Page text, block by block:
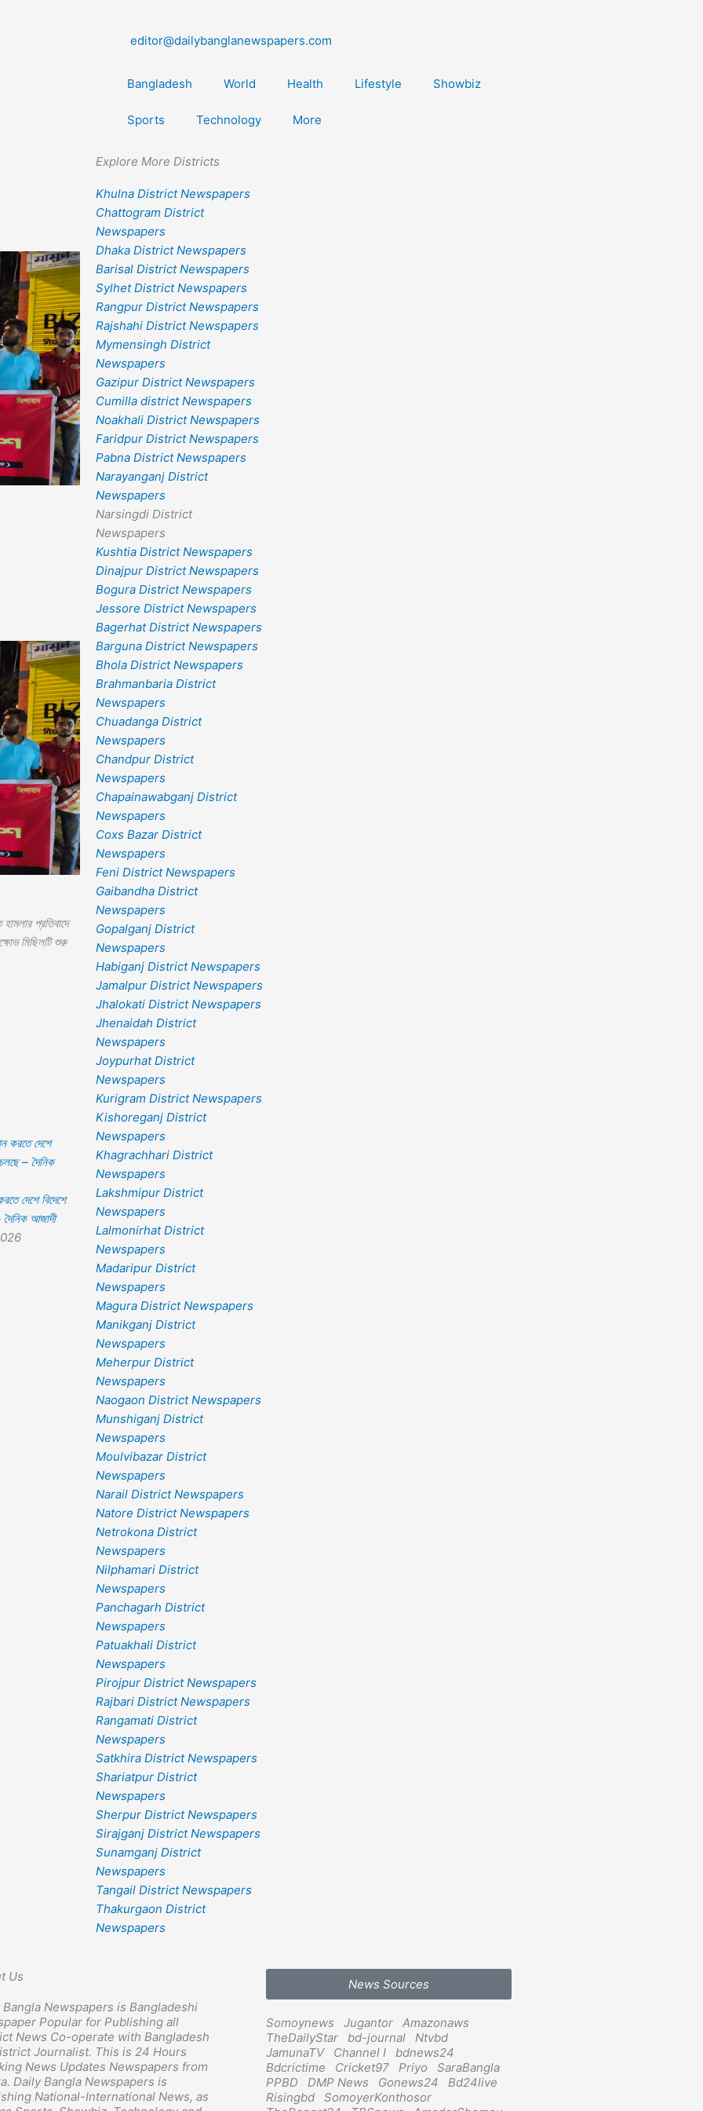
editor@dailybanglanewspapers.com
Bangladesh World Health Lifestyle Showbiz
Sports Technology More
প্রতিবাদে
মিছিলটি শুরু
দেশে বিদেশে
দৈনিক আজাদী
Explore More Districts
Khulna District Newspapers
Chattogram District
Newspapers
Dhaka District Newspapers
Barisal District Newspapers
Sylhet District Newspapers
Rangpur District Newspapers
Rajshahi District Newspapers
Mymensingh District
Newspapers
Gazipur District Newspapers
Cumilla district Newspapers
Noakhali District Newspapers
Faridpur District Newspapers
Pabna District Newspapers
Narayanganj District
Newspapers
Narsingdi District
Newspapers
Kushtia District Newspapers
Dinajpur District Newspapers
Bogura District Newspapers
Jessore District Newspapers
Bagerhat District Newspapers
Barguna District Newspapers
Bhola District Newspapers
Brahmanbaria District
Newspapers
Chuadanga District
Newspapers
Chandpur District
Newspapers
Chapainawabganj District
Newspapers
Coxs Bazar District
Newspapers
Feni District Newspapers
Gaibandha District
Newspapers
Gopalganj District
Newspapers
Habiganj District Newspapers
Jamalpur District Newspapers
Jhalokati District Newspapers
Jhenaidah District
Newspapers
Joypurhat District
Newspapers
Kurigram District Newspapers
Kishoreganj District
Newspapers
Khagrachhari District
Newspapers
Lakshmipur District
Newspapers
Lalmonirhat District
Newspapers
Madaripur District
Newspapers
Magura District Newspapers
Manikganj District
Newspapers
Meherpur District
Newspapers
Naogaon District Newspapers
Munshiganj District
Newspapers
Moulvibazar District
Newspapers
Narail District Newspapers
Natore District Newspapers
Netrokona District
Newspapers
Nilphamari District
Newspapers
Panchagarh District
Newspapers
Patuakhali District
Newspapers
Pirojpur District Newspapers
Rajbari District Newspapers
Rangamati District
Newspapers
Satkhira District Newspapers
Shariatpur District
Newspapers
Sherpur District Newspapers
Sirajganj District Newspapers
Sunamganj District
Newspapers
Tangail District Newspapers
Thakurgaon District
Newspapers
Us
Bangla Newspapers is Bangladeshi
Popular for Publishing all
News Co-operate with Bangladesh
Journalist. This is 24 Hours
News Updates Newspapers from
Daily Bangla Newspapers is
National-International News, as
News Sources
Somoynews Jugantor
Amazonaws
TheDailyStar
bd-journal
Ntvbd
JamunaTV
Channel I
bdnews24
Bdcrictime
Cricket97 Priyo
SaraBangla
PPBD
DMP News Gonews24
Bd24live
Risingbd
SomoyerKonthosor